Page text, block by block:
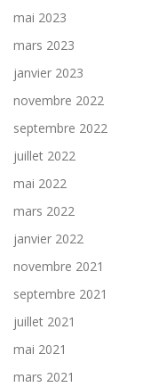
mai 2023
mars 2023
janvier 2023
novembre 2022
septembre 2022
juillet 2022
mai 2022
mars 2022
janvier 2022
novembre 2021
septembre 2021
juillet 2021
mai 2021
mars 2021